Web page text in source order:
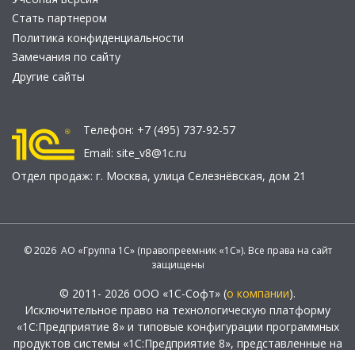
Стать партнером
Политика конфиденциальности
Замечания по сайту
Другие сайты
Телефон: +7 (495) 737-92-57
Email: site_v8@1c.ru
Отдел продаж: г. Москва, улица Селезнёвская, дом 21
© 2026 АО «Группа 1С» (правопреемник «1С»). Все права на сайт
защищены
© 2011- 2026 ООО «1С-Софт» (о компании).
Исключительное право на технологическую платформу
«1С:Предприятие 8» и типовые конфигурации программных
продуктов системы «1С:Предприятие 8», представленные на